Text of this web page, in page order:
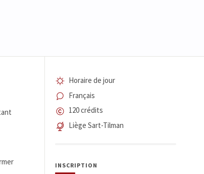
Horaire de jour
Français
120 crédits
Liège Sart-Tilman
INSCRIPTION